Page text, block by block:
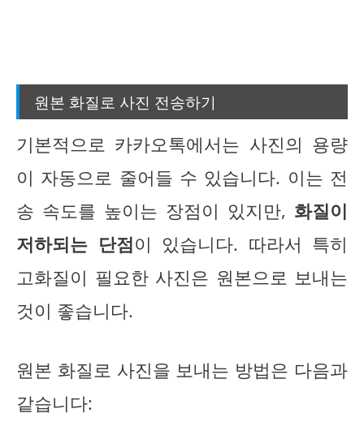
원본 화질로 사진 전송하기
기본적으로 카카오톡에서는 사진의 용량
이 자동으로 줄어들 수 있습니다. 이는 전
송 속도를 높이는 장점이 있지만, 화질이
저하되는 단점이 있습니다. 따라서 특히
고화질이 필요한 사진은 원본으로 보내는
것이 좋습니다.
원본 화질로 사진을 보내는 방법은 다음과
같습니다: